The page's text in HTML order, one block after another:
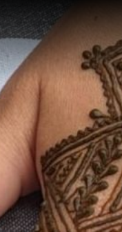
collectie
collectie